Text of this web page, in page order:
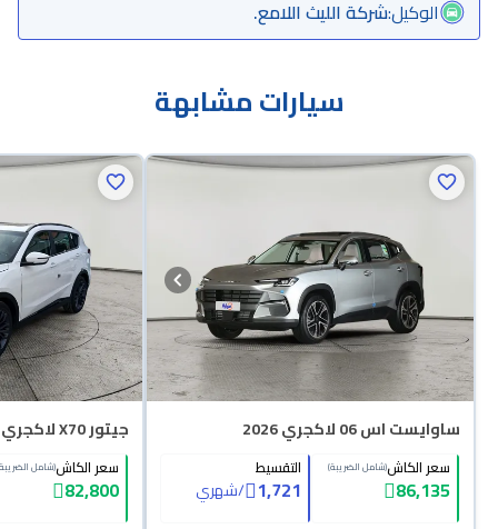
الوكيل:شركة الليث اللامع.
سيارات مشابهة
ساوايست اس 06 لاكجري 2026
سعر الكاش(شامل الضريبة)
86,135
التقسيط
1,721
/شهري
جيتور X70 لاكجري 2026
سعر الكاش(شامل
82,800